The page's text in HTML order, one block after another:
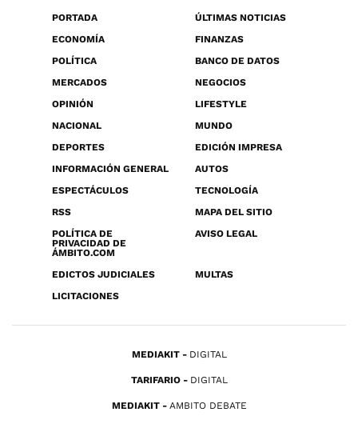
PORTADA
ÚLTIMAS NOTICIAS
ECONOMÍA
FINANZAS
POLÍTICA
BANCO DE DATOS
MERCADOS
NEGOCIOS
OPINIÓN
LIFESTYLE
NACIONAL
MUNDO
DEPORTES
EDICIÓN IMPRESA
INFORMACIÓN GENERAL
AUTOS
ESPECTÁCULOS
TECNOLOGÍA
RSS
MAPA DEL SITIO
POLÍTICA DE
PRIVACIDAD DE
ÁMBITO.COM
AVISO LEGAL
EDICTOS JUDICIALES
MULTAS
LICITACIONES
MEDIAKIT DIGITAL
TARIFARIO DIGITAL
MEDIAKIT AMBITO DEBATE